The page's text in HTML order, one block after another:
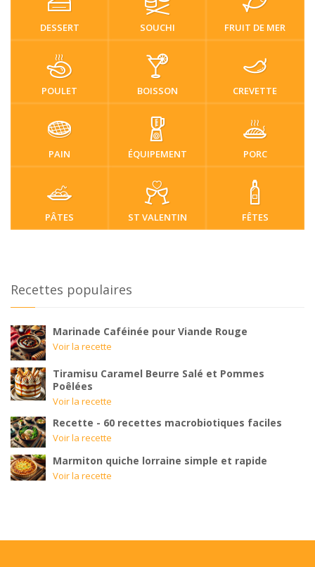
DESSERT SOUCHI FRUIT DE MER
POULET BOISSON CREVETTE
PAIN ÉQUIPEMENT PORC
PÂTES ST VALENTIN FÊTES
Recettes populaires
Marinade Caféinée pour Viande Rouge
Voir la recette
Tiramisu Caramel Beurre Salé et Pommes
Poêlées
Voir la recette
Recette - 60 recettes macrobiotiques faciles
Voir la recette
Marmiton quiche lorraine simple et rapide
Voir la recette